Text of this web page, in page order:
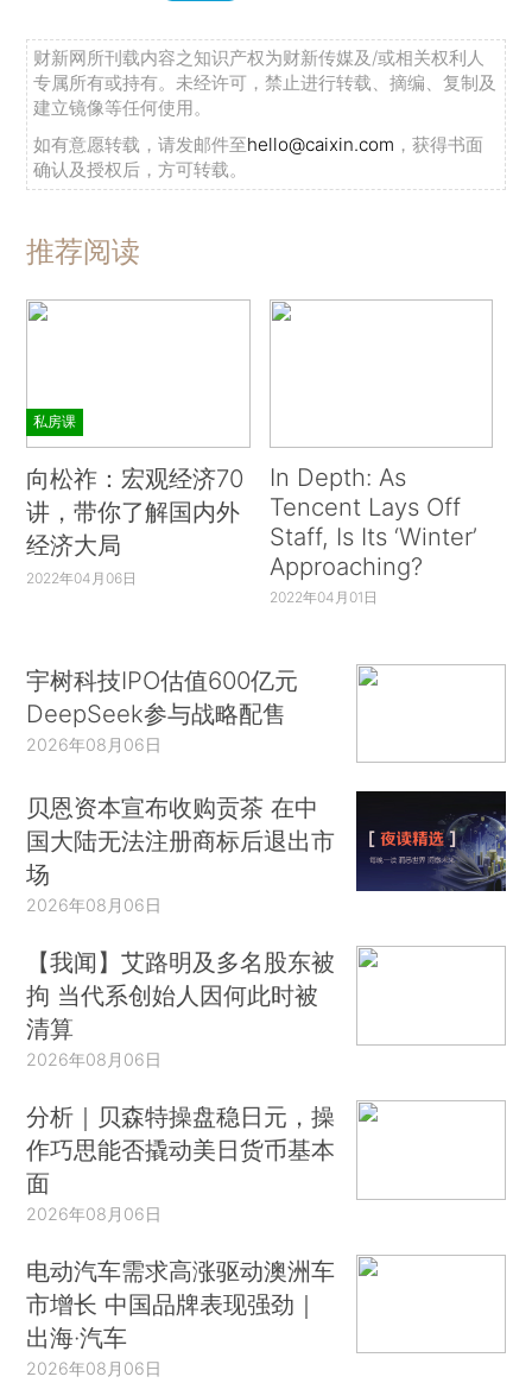
财新网所刊载内容之知识产权为财新传媒及/或相关权利人
专属所有或持有。未经许可，禁止进行转载、摘编、复制及
建立镜像等任何使用。
如有意愿转载，请发邮件至hello@caixin.com ，获得书面
确认及授权后，方可转载。
推荐阅读
私房课
向松祚：宏观经济70
讲，带你了解国内外
经济大局
2022年04月06日
In Depth: As
Tencent Lays Off
Staff, Is Its ‘Winter’
Approaching?
2022年04月01日
宇树科技IPO估值600亿元
DeepSeek参与战略配售
2026年08月06日
贝恩资本宣布收购贡茶 在中
国大陆无法注册商标后退出市
场
2026年08月06日
【我闻】艾路明及多名股东被
拘 当代系创始人因何此时被
清算
2026年08月06日
分析｜贝森特操盘稳日元，操
作巧思能否撬动美日货币基本
面
2026年08月06日
电动汽车需求高涨驱动澳洲车
市增长 中国品牌表现强劲｜
出海·汽车
2026年08月06日